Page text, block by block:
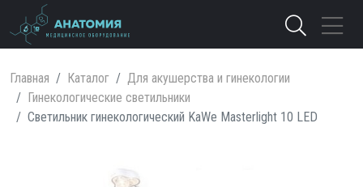
Главная Каталог
Для акушерства и гинекологии
Гинекологические светильники
Светильник гинекологический KaWe Masterlight 10 LED